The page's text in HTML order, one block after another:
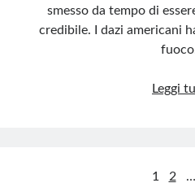
smesso da tempo di
credibile. I dazi americani
Leggi
Paginazione1 2 …